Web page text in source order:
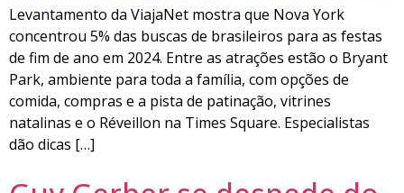
Levantamento da ViajaNet mostra que Nova York
concentrou 5% das buscas de brasileiros para as festas
de fim de ano em 2024. Entre as atrações estão o Bryant
Park, ambiente para toda a família, com opções de
comida, compras e a pista de patinação, vitrines
natalinas e o Réveillon na Times Square. Especialistas
dão dicas […]